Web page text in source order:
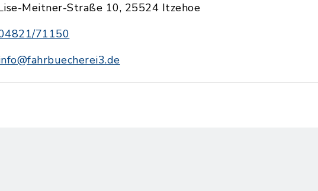
Meitner-Straße 10, 25524 Itzehoe
71150